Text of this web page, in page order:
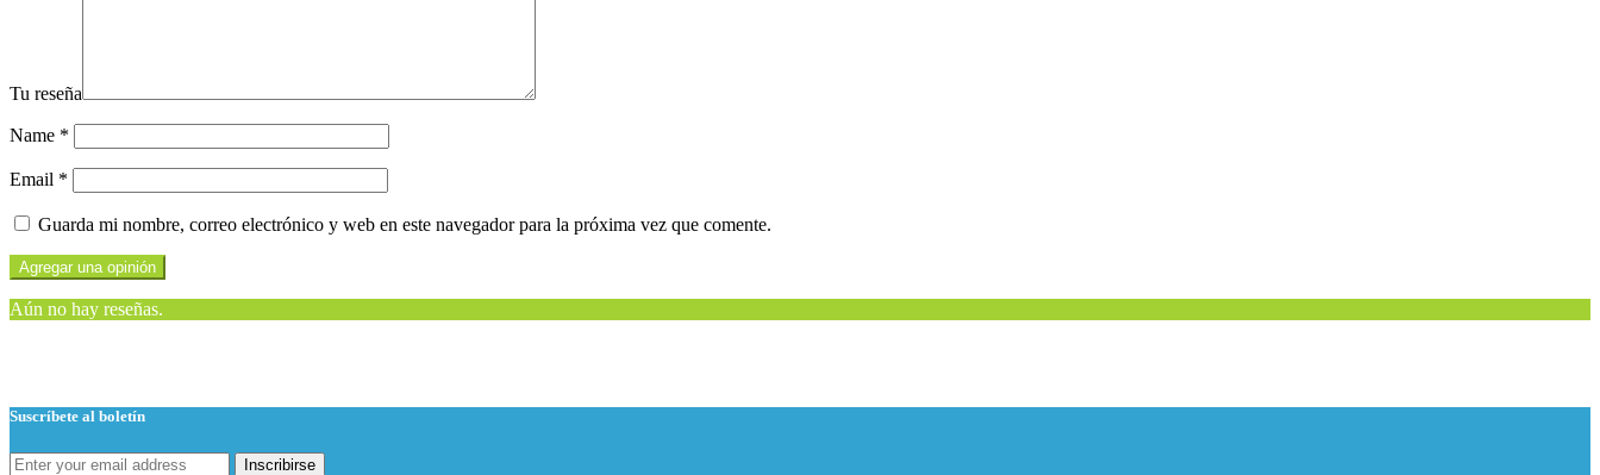
Tu reseña
Name *
Email *
Guarda mi nombre, correo electrónico y web en este navegador para la próxima vez que comente.
Aún no hay reseñas.
Suscríbete al boletín
Inscribirse